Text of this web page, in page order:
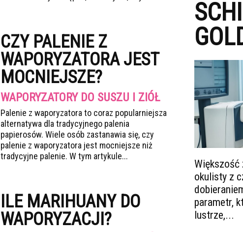
CZY PALENIE Z
WAPORYZATORA JEST
MOCNIEJSZE?
WAPORYZATORY DO SUSZU I ZIÓŁ
Palenie z waporyzatora to coraz popularniejsza
alternatywa dla tradycyjnego palenia
papierosów. Wiele osób zastanawia się, czy
palenie z waporyzatora jest mocniejsze niż
tradycyjne palenie. W tym artykule...
ILE MARIHUANY DO
WAPORYZACJI?
Większość
okulisty z
parametr,
lustrze,...